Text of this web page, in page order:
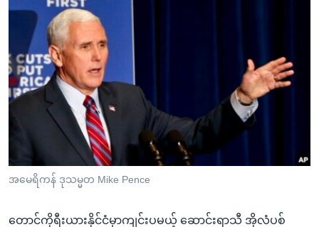
ကျော်
ပင်မ
အ
ညွန်း
ကျော်
ကြည့်
ရှာဖွေ
အမေရိကန်သုံးအီဒီယံ
မကြေးမုံရဲ့ အင်္ဂလိပ်စာ
ရုပ်ရှင်ထဲက အင်္ဂလိပ်စာ
သုတပဒေသာ အင်္ဂလိပ်စာ
အပတ်စဉ်ကဏ္ဍများ
ရေဒီယို
တီဗွီ
ရေဒီယိုနှင့်ရုပ်သံ အချက်အလက်များ
ရေဒီယို/တီဗွီအစီအစဉ်
Learning English
ဗွီအိုအေ လူမှုကွန်ယက်များ
ဘာသာစကားများ
အမေရိကန် ဒုသမ္မတ Mike Pence
တောင်ကိုရီးယားနိုင်ငံမှာကျင်းပမယ့် ဆောင်းရာသီ အိုလံပစ်